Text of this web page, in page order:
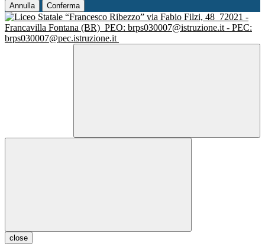
Annulla Conferma
via Fabio Filzi, 48 72021 -
Francavilla Fontana (BR) PEO: brps030007@istruzione.it - PEC:
brps030007@pec.istruzione.it
close